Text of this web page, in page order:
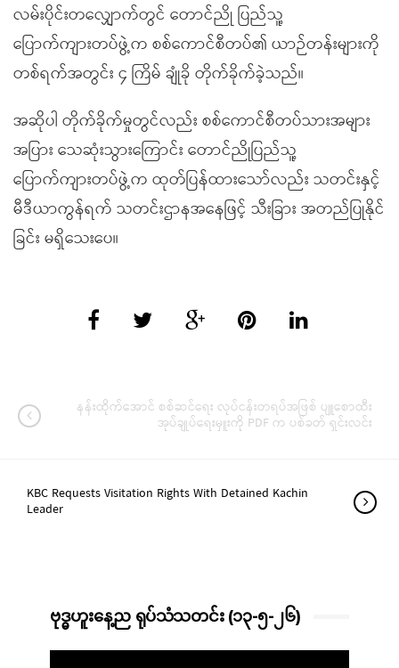
လမ်းပိုင်းတလျှောက်တွင် တောင်ညို ပြည်သူ့
ပြောက်ကျားတပ်ဖွဲ့က စစ်ကောင်စီတပ်၏ ယာဉ်တန်းများကို
တစ်ရက်အတွင်း ၄ ကြိမ် ချုံခို တိုက်ခိုက်ခဲ့သည်။
အဆိုပါ တိုက်ခိုက်မှုတွင်လည်း စစ်ကောင်စီတပ်သားအများ
အပြား သေဆုံးသွားကြောင်း တောင်ညိုပြည်သူ့
ပြောက်ကျားတပ်ဖွဲ့က ထုတ်ပြန်ထားသော်လည်း သတင်းနှင့်
မီဒီယာကွန်ရက် သတင်းဌာနအနေဖြင့် သီးခြား အတည်ပြုနိုင်
ခြင်း မရှိသေးပေ။
နန်းထိုက်အောင် စစ်ဆင်ရေး လုပ်ငန်းတရပ်အဖြစ် ပျူစောထီး
အုပ်ချုပ်ရေးမှူးကို PDF က ပစ်ခတ် ရှင်းလင်း
KBC Requests Visitation Rights With Detained Kachin
Leader
ဗုဒ္ဓဟူးနေ့ည ရုပ်သံသတင်း (၁၃-၅-၂၆)